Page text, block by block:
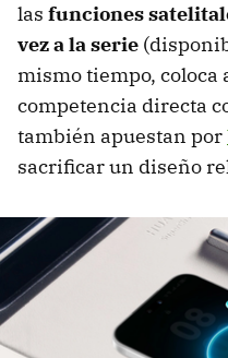
las funciones
vez a la serie
mismo tiempo, coloca
competencia directa
también apuestan por
sacrificar un diseño